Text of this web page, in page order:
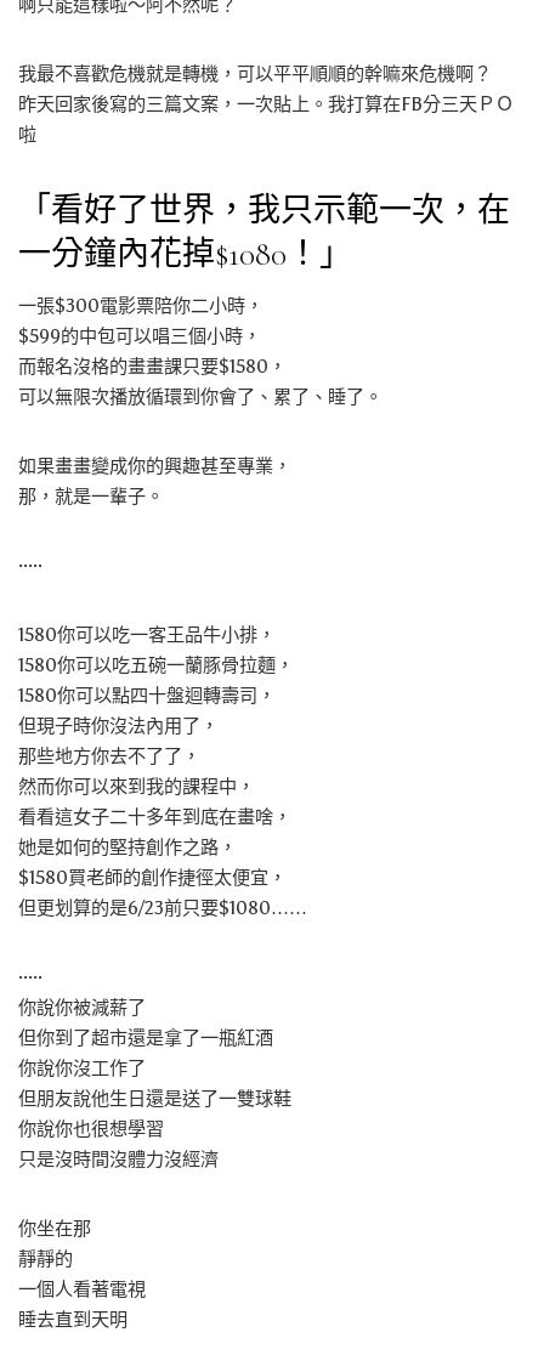
啊只能這樣啦～阿不然呢？
我最不喜歡危機就是轉機，可以平平順順的幹嘛來危機啊？
昨天回家後寫的三篇文案，一次貼上。我打算在FB分三天ＰＯ
啦
「看好了世界，我只示範一次，在
一分鐘內花掉$1080！」
一張$300電影票陪你二小時，
$599的中包可以唱三個小時，
而報名沒格的畫畫課只要$1580，
可以無限次播放循環到你會了、累了、睡了。
如果畫畫變成你的興趣甚至專業，
那，就是一輩子。
·····
1580你可以吃一客王品牛小排，
1580你可以吃五碗一蘭豚骨拉麵，
1580你可以點四十盤迴轉壽司，
但現子時你沒法內用了，
那些地方你去不了了，
然而你可以來到我的課程中，
看看這女子二十多年到底在畫啥，
她是如何的堅持創作之路，
$1580買老師的創作捷徑太便宜，
但更划算的是6/23前只要$1080……
·····
你說你被減薪了
但你到了超市還是拿了一瓶紅酒
你說你沒工作了
但朋友說他生日還是送了一雙球鞋
你說你也很想學習
只是沒時間沒體力沒經濟
你坐在那
靜靜的
一個人看著電視
睡去直到天明